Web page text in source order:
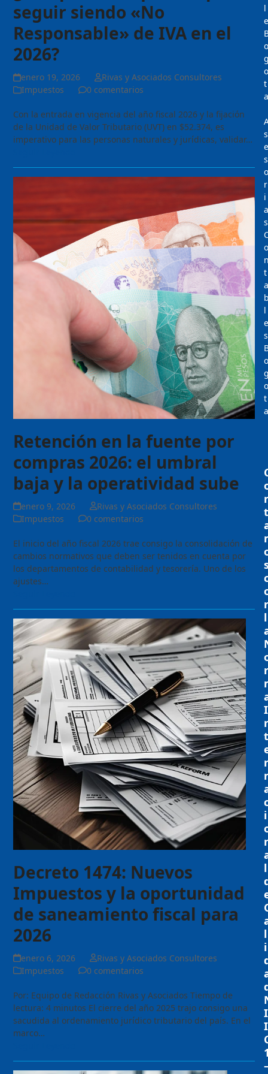
seguir siendo «No
Responsable» de IVA en el
2026?
enero 19, 2026
Rivas y Asociados Consultores
Impuestos
0 comentarios
Con la entrada en vigencia del año fiscal 2026 y la fijación
de la Unidad de Valor Tributario (UVT) en $52.374, es
imperativo para las personas naturales y jurídicas, validar…
Retención en la fuente por
compras 2026: el umbral
baja y la operatividad sube
enero 9, 2026
Rivas y Asociados Consultores
Impuestos
0 comentarios
El inicio del año fiscal 2026 trae consigo la consolidación de
cambios normativos que deben ser tenidos en cuenta por
los departamentos de contabilidad y tesorería. Uno de los
ajustes…
Decreto 1474: Nuevos
Impuestos y la oportunidad
de saneamiento fiscal para
2026
enero 6, 2026
Rivas y Asociados Consultores
Impuestos
0 comentarios
Por: Equipo de Redacción Rivas y Asociados Tiempo de
lectura: 4 minutos El cierre del año 2025 trajo consigo una
sacudida al ordenamiento jurídico tributario del país. En el
marco…
l
e
o
o
t
a
s
e
s
o
r
i
a
s
o
t
a
l
e
s
o
o
t
a
t
l
r
I
t
r
i
l
l
i
I
I